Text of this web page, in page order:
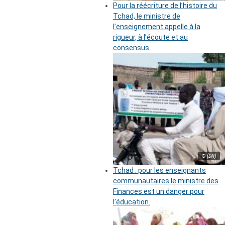
Pour la réécriture de l’histoire du
Tchad, le ministre de
l’enseignement appelle à la
rigueur, à l’écoute et au
consensus
© (DR)
Tchad : pour les enseignants
communautaires le ministre des
Finances est un danger pour
l’éducation.